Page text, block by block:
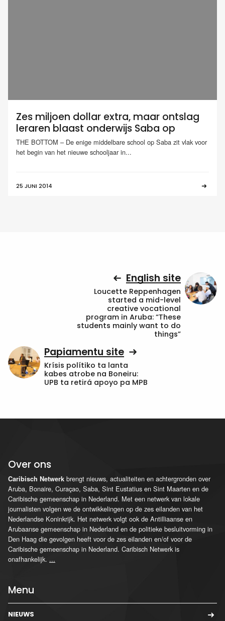
Zes miljoen dollar extra, maar ontslag
leraren blaast onderwijs Saba op
THE BOTTOM – De enige middelbare school op Saba zit vlak voor
het begin van het nieuwe schooljaar in...
25 JUNI 2014
English site
Loucette Reppenhagen
started a mid-level
creative vocational
program in Aruba: “These
students mainly want to do
things”
Papiamentu site
Krísis polítiko ta lanta
kabes atrobe na Boneiru:
UPB ta retirá apoyo pa MPB
Over ons
Caribisch Netwerk brengt nieuws, actualiteiten en achtergronden over
Aruba, Bonaire, Curaçao, Saba, Sint Eustatius en Sint Maarten en de
Caribische gemeenschap in Nederland. Met een netwerk van lokale
journalisten volgen we de ontwikkelingen op de zes eilanden van het
Nederlandse Koninkrijk. Het netwerk volgt ook de Antilliaanse en
Arubaanse gemeenschap in Nederland en de politieke besluitvorming in
Den Haag die gevolgen heeft voor de zes eilanden en/of voor de
Caribische gemeenschap in Nederland. Caribisch Netwerk is
onafhankelijk. ...
Menu
NIEUWS